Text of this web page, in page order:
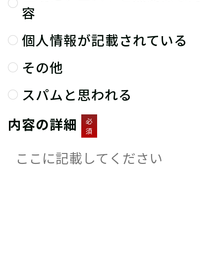
容
個人情報が記載されている
その他
スパムと思われる
内容の詳細
必
須